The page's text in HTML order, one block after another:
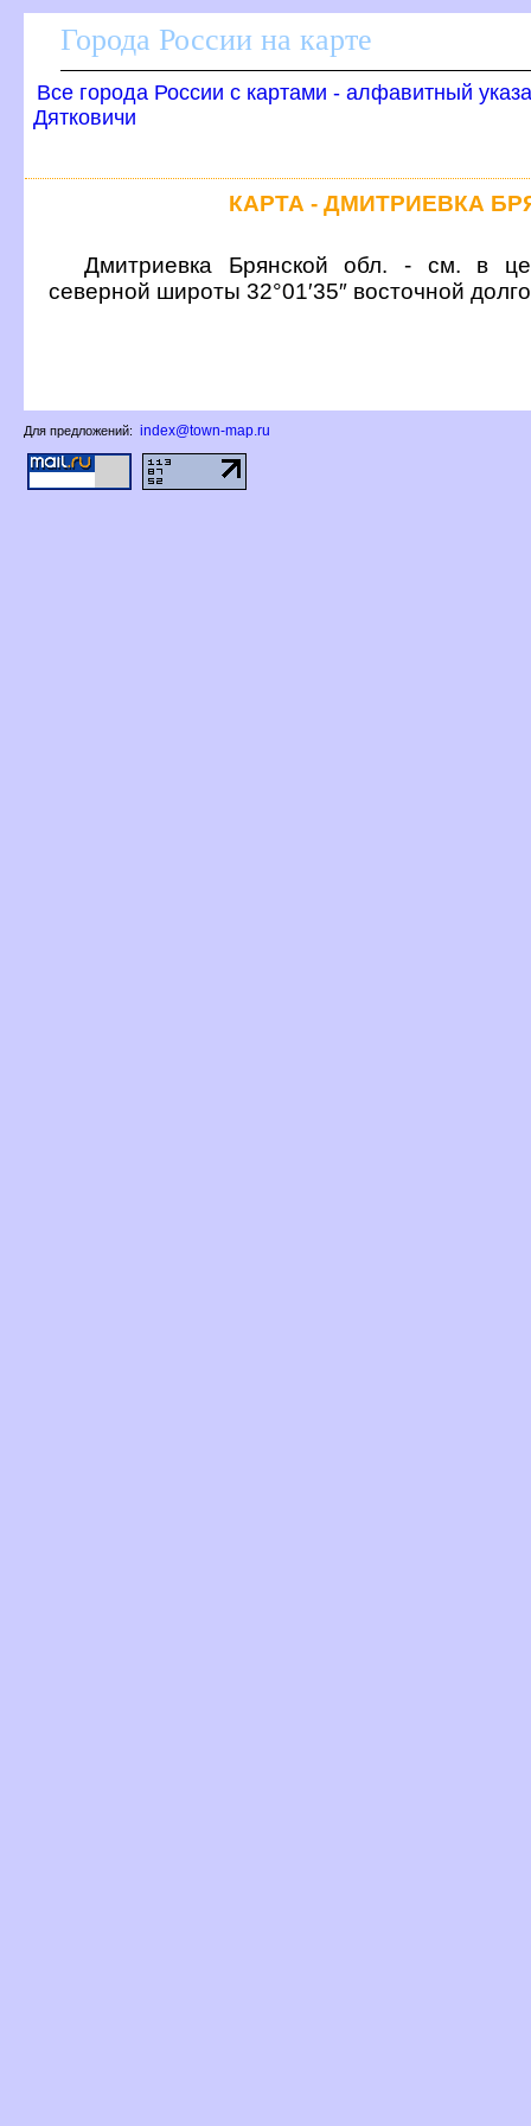
Города России на карте
се города России с картами - алфавитный
Дятковичи
КАРТА - ДМИТРИЕВКА
Дмитриевка Брянской обл. - см. в
северной широты 32°01′35″ восточной
Для предложений: index@town-map.ru